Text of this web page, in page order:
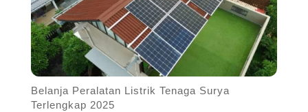
Belanja Peralatan Listrik Tenaga Surya
Terlengkap 2025